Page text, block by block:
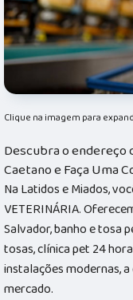
Clique na imagem para
Descubra o endereço
Caetano e Faça Uma
Na Latidos e Miados,
VETERINÁRIA.
Salvador, banho e tosa
tosas, clínica pet 24
instalações modernas,
mercado.